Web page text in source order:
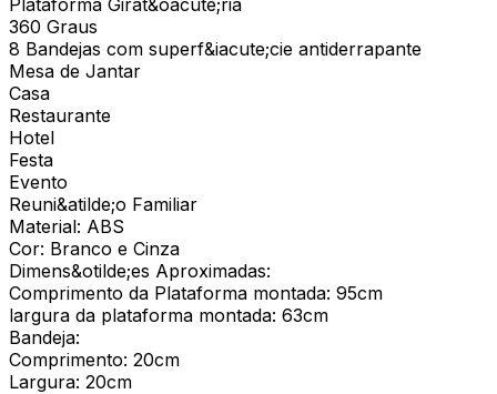
360 Graus
8 Bandejas com superf&iacute;cie antiderrapante
Mesa de Jantar
Casa
Restaurante
Hotel
Festa
Evento
Reuni&atilde;o Familiar
Material: ABS
Cor: Branco e Cinza
Dimens&otilde;es Aproximadas:
Comprimento da Plataforma montada: 95cm
largura da plataforma montada: 63cm
Bandeja:
Comprimento: 20cm
Largura: 20cm